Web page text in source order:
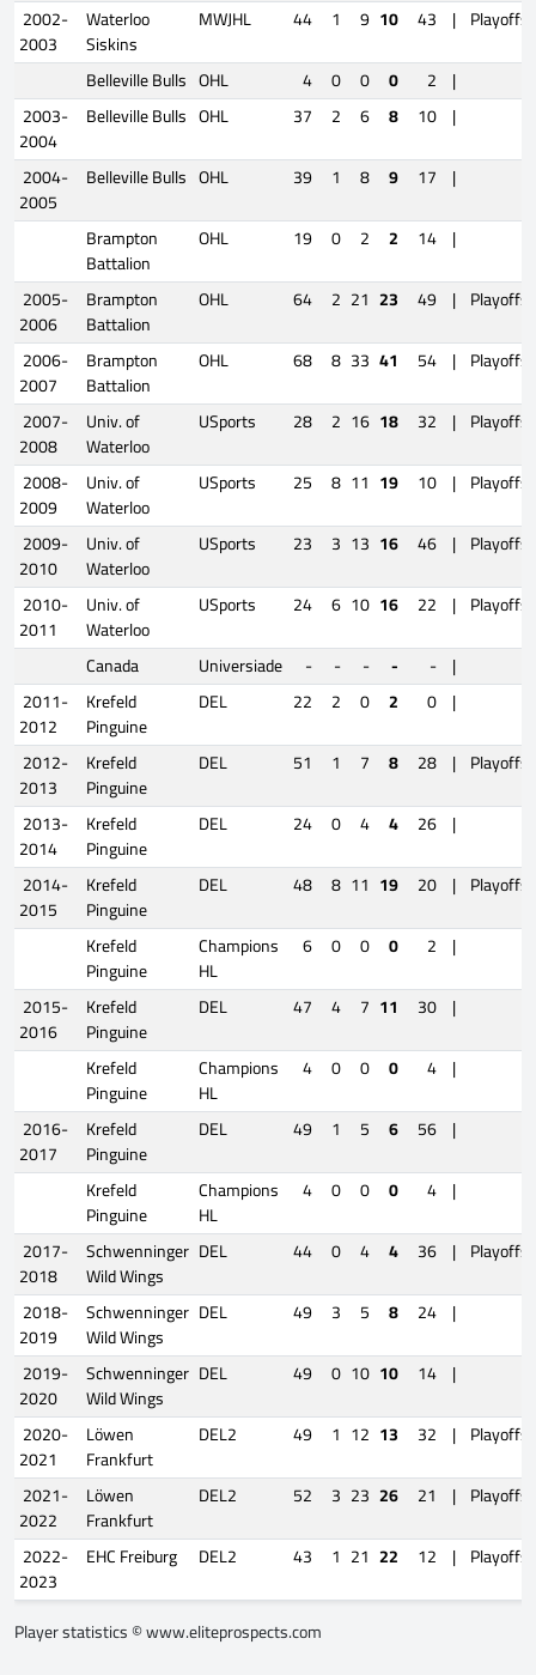
2002-
2003
Waterloo
Siskins
MWJHL 44 1 9 10 43 | Playoffs
Belleville Bulls OHL 4 0 0 0 2 |
2003-
2004
Belleville Bulls OHL 37 2 6 8 10 |
2004-
2005
Belleville Bulls OHL 39 1 8 9 17 |
Brampton
Battalion
OHL 19 0 2 2 14 |
2005-
2006
Brampton
Battalion
OHL 64 2 21 23 49 | Playoffs
2006-
2007
Brampton
Battalion
OHL 68 8 33 41 54 | Playoffs
2007-
2008
Univ. of
Waterloo
USports 28 2 16 18 32 | Playoffs
2008-
2009
Univ. of
Waterloo
USports 25 8 11 19 10 | Playoffs
2009-
2010
Univ. of
Waterloo
USports 23 3 13 16 46 | Playoffs
2010-
2011
Univ. of
Waterloo
USports 24 6 10 16 22 | Playoffs
Canada
Universiade - - - - - |
2011-
2012
Krefeld
Pinguine
DEL 22 2 0 2 0 |
2012-
2013
Krefeld
Pinguine
DEL 51 1 7 8 28 | Playoffs
2013-
2014
Krefeld
Pinguine
DEL 24 0 4 4 26 |
2014-
2015
Krefeld
Pinguine
DEL 48 8 11 19 20 | Playoffs
Krefeld
Pinguine
Champions
HL
6 0 0 0 2 |
2015-
2016
Krefeld
Pinguine
DEL 47 4 7 11 30 |
Krefeld
Pinguine
Champions
HL
4 0 0 0 4 |
2016-
2017
Krefeld
Pinguine
DEL 49 1 5 6 56 |
Krefeld
Pinguine
Champions
HL
4 0 0 0 4 |
2017-
2018
Schwenninger
Wild Wings
DEL 44 0 4 4 36 | Playoffs
2018-
2019
Schwenninger
Wild Wings
DEL 49 3 5 8 24 |
2019-
2020
Schwenninger
Wild Wings
DEL 49 0 10 10 14 |
2020-
2021
Löwen
Frankfurt
DEL2 49 1 12 13 32 | Playoffs
2021-
2022
Löwen
Frankfurt
DEL2 52 3 23 26 21 | Playoffs
2022-
2023
EHC Freiburg DEL2 43 1 21 22 12 | Playoffs
Player statistics ©www.eliteprospects.com